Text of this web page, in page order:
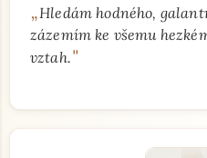
„Hledám hodného,
zázemím ke všemu
vztah."